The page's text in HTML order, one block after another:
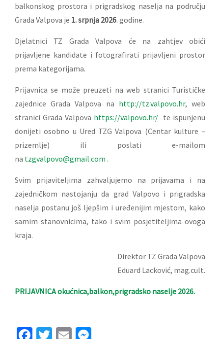
balkonskog prostora i prigradskog naselja na području
Grada Valpova je 1. srpnja 2026. godine.
Djelatnici TZ Grada Valpova će na zahtjev obići
prijavljene kandidate i fotografirati prijavljeni prostor
prema kategorijama.
Prijavnica se može preuzeti na web stranici Turističke
zajednice Grada Valpova na http://tz.valpovo.hr, web
stranici Grada Valpova https://valpovo.hr/ te ispunjenu
donijeti osobno u Ured TZG Valpova (Centar kulture –
prizemlje) ili poslati e-mailom
na tzgvalpovo@gmail.com .
Svim prijaviteljima zahvaljujemo na prijavama i na
zajedničkom nastojanju da grad Valpovo i prigradska
naselja postanu još ljepšim i uređenijim mjestom, kako
samim stanovnicima, tako i svim posjetiteljima ovoga
kraja.
Direktor TZ Grada Valpova
Eduard Lacković, mag.cult.
PRIJAVNICA okućnica,balkon,prigradsko naselje 2026.
Facebook
Twitter
Email